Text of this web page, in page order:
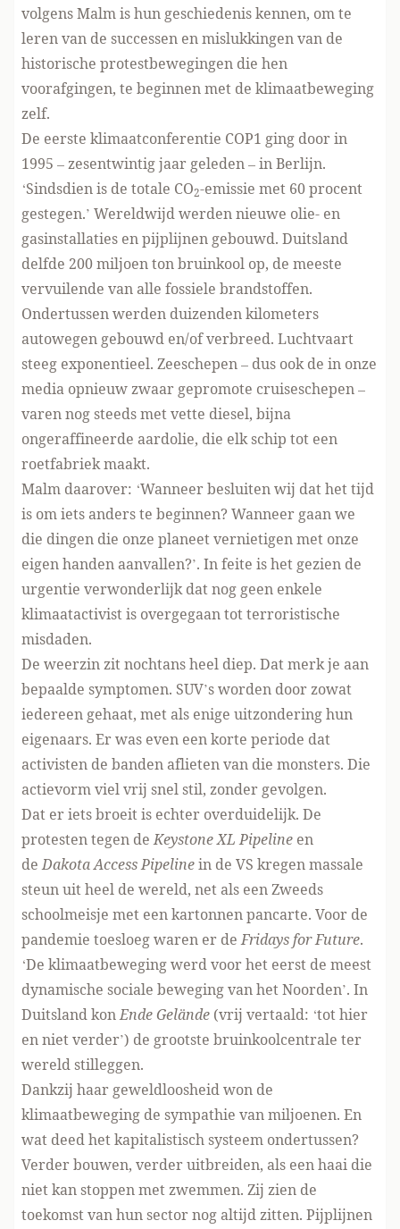
volgens Malm is hun geschiedenis kennen, om te
leren van de successen en mislukkingen van de
historische protestbewegingen die hen
voorafgingen, te beginnen met de klimaatbeweging
zelf.
De eerste klimaatconferentie COP1 ging door in
1995 – zesentwintig jaar geleden – in Berlijn.
‘Sindsdien is de totale CO2-emissie met 60 procent
gestegen.’ Wereldwijd werden nieuwe olie- en
gasinstallaties en pijplijnen gebouwd. Duitsland
delfde 200 miljoen ton bruinkool op, de meeste
vervuilende van alle fossiele brandstoffen.
Ondertussen werden duizenden kilometers
autowegen gebouwd en/of verbreed. Luchtvaart
steeg exponentieel. Zeeschepen – dus ook de in onze
media opnieuw zwaar gepromote cruiseschepen –
varen nog steeds met vette diesel, bijna
ongeraffineerde aardolie, die elk schip tot een
roetfabriek maakt.
Malm daarover: ‘Wanneer besluiten wij dat het tijd
is om iets anders te beginnen? Wanneer gaan we
die dingen die onze planeet vernietigen met onze
eigen handen aanvallen?’. In feite is het gezien de
urgentie verwonderlijk dat nog geen enkele
klimaatactivist is overgegaan tot terroristische
misdaden.
De weerzin zit nochtans heel diep. Dat merk je aan
bepaalde symptomen. SUV’s worden door zowat
iedereen gehaat, met als enige uitzondering hun
eigenaars. Er was even een korte periode dat
activisten de banden aflieten van die monsters. Die
actievorm viel vrij snel stil, zonder gevolgen.
Dat er iets broeit is echter overduidelijk. De
protesten tegen deKeystone XL Pipeline en
deDakota Access Pipelinein de VS kregen massale
steun uit heel de wereld, net als een Zweeds
schoolmeisje met een kartonnen pancarte. Voor de
pandemie toesloeg waren er deFridays for Future.
‘De klimaatbeweging werd voor het eerst de meest
dynamische sociale beweging van het Noorden’. In
Duitsland konEnde Gelände (vrij vertaald: ‘tot hier
en niet verder’) de grootste bruinkoolcentrale ter
wereld stilleggen.
Dankzij haar geweldloosheid won de
klimaatbeweging de sympathie van miljoenen. En
wat deed het kapitalistisch systeem ondertussen?
Verder bouwen, verder uitbreiden, als een haai die
niet kan stoppen met zwemmen. Zij zien de
toekomst van hun sector nog altijd zitten. Pijplijnen